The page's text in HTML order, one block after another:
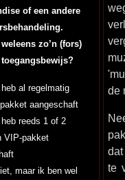
of een andere
zo’n (fors)
al regelmatig
aangeschaft
reeds 1 of 2
VIP-pakket
maar ik ben wel
de
te